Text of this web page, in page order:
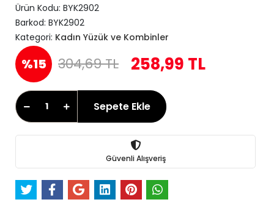
Ürün Kodu: BYK2902
Barkod: BYK2902
Kategori: Kadın Yüzük ve Kombinler
%15 304,69 TL 258,99 TL
Sepete Ekle
Güvenli Alışveriş